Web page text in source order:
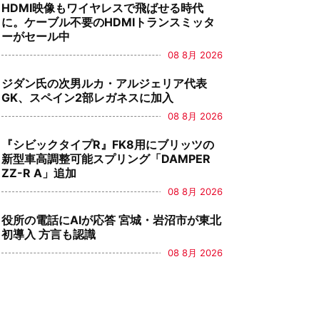
HDMI映像もワイヤレスで飛ばせる時代
に。ケーブル不要のHDMIトランスミッタ
ーがセール中
08 8月 2026
ジダン氏の次男ルカ・アルジェリア代表
GK、スペイン2部レガネスに加入
08 8月 2026
『シビックタイプR』FK8用にブリッツの
新型車高調整可能スプリング「DAMPER
ZZ-R A」追加
08 8月 2026
役所の電話にAIが応答 宮城・岩沼市が東北
初導入 方言も認識
08 8月 2026